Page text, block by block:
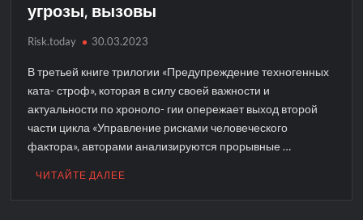
угрозы, вызовы
Risk.today 30.03.2023
В третьей книге трилогии «Предупреждение техногенных
ката- строф», которая в силу своей важности и
актуальности по хроноло- гии опережает выход второй
части цикла «Управление рисками человеческого
фактора», авторами анализируются прорывные …
ЧИТАЙТЕ ДАЛЕЕ